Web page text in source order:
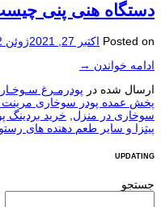
دستگاه هنی پنی
Posted on اکتبر 27, 2021 ژوئن 12, 2024
ادامه خواندن →
ارسال شده در پودرمـرغ
پخش عمده پودر سوخاری
سوخاری در منزل
خرید بردینگ
پیتزا و سایر طعم دهنده های
UPDATING
جستجو